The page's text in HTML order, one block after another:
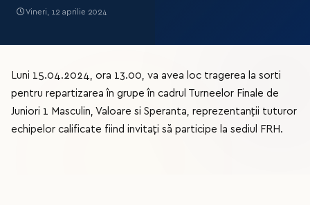
Vineri, 12 aprilie 2024
Luni 15.04.2024, ora 13.00, va avea loc tragerea la sorti
pentru repartizarea în grupe în cadrul Turneelor Finale de
Juniori 1 Masculin, Valoare si Speranta, reprezentanții tuturor
echipelor calificate fiind invitați să participe la sediul FRH.